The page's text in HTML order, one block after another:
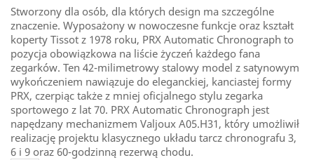
Stworzony dla osób, dla których design ma szczególne
znaczenie. Wyposażony w nowoczesne funkcje oraz kształt
koperty Tissot z 1978 roku, PRX Automatic Chronograph to
pozycja obowiązkowa na liście życzeń każdego fana
zegarków. Ten 42-milimetrowy stalowy model z satynowym
wykończeniem nawiązuje do eleganckiej, kanciastej formy
PRX, czerpiąc także z mniej oficjalnego stylu zegarka
sportowego z lat 70. PRX Automatic Chronograph jest
napędzany mechanizmem Valjoux A05.H31, który umożliwił
realizację projektu klasycznego układu tarcz chronografu 3,
6 i 9 oraz 60-godzinną rezerwą chodu.